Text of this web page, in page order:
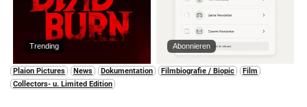
Trending Abonnieren
Plaion Pictures News Dokumentation Filmbiografie / Biopic
Film
Collectors- u. Limited Edition